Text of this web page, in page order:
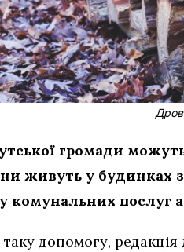
громади
живуть у будинках
комунальних послуг
допомогу, редакція